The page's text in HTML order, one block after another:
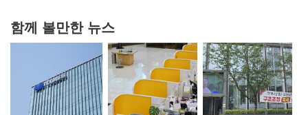
함께 볼만한 뉴스